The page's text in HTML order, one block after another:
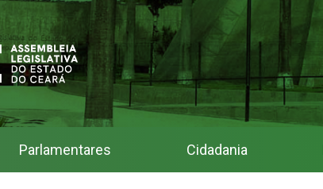
Parlamentares Cidadania